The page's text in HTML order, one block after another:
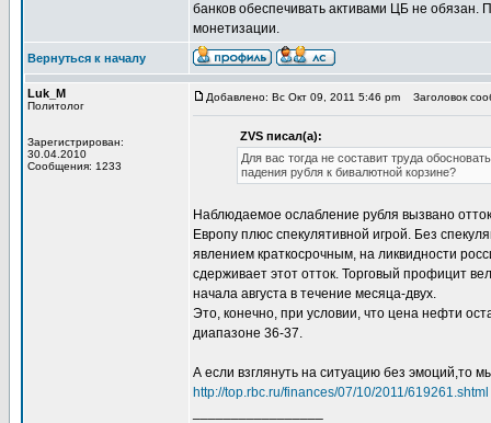
банков обеспечивать активами ЦБ не
монетизации.
Вернуться к началу
Luk_M
Политолог
Зарегистрирован:
30.04.2010
Сообщения: 1233
Добавлено: Вс Окт 09, 2011 5:46 pm Заголовок
ZVS писал(а):
Для вас тогда не составит труда
падения рубля к бивалютной корзине?
Наблюдаемое ослабление рубля вызвано
Европу плюс спекулятивной игрой. Без
явлением краткосрочным, на ликвидности
сдерживает этот отток. Торговый профицит
начала августа в течение месяца-двух.
Это, конечно, при условии, что цена нефти
диапазоне 36-37.
А если взглянуть на ситуацию без эмоций,то
http://top.rbc.ru/finances/07/10/2011/619261.shtml